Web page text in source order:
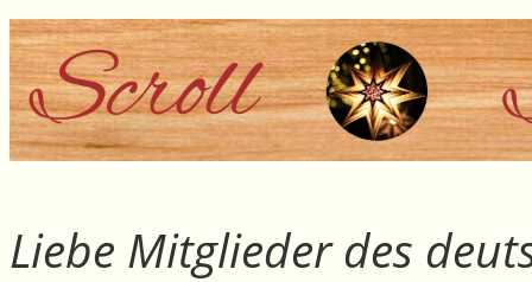
Liebe Mitglieder des